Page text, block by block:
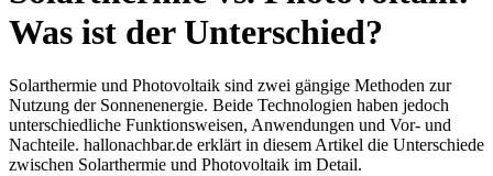
Was ist der Unterschied?
Solarthermie und Photovoltaik sind zwei gängige Methoden zur
Nutzung der Sonnenenergie. Beide Technologien haben jedoch
unterschiedliche Funktionsweisen, Anwendungen und Vor- und
Nachteile. hallonachbar.de erklärt in diesem Artikel die Unterschiede
zwischen Solarthermie und Photovoltaik im Detail.